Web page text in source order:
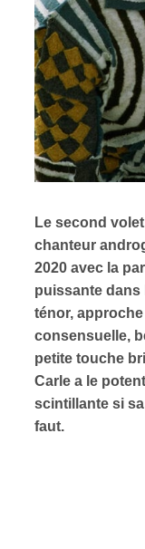
Le second
chanteur
2020 avec la
puissante dans
ténor,
consensuelle,
petite touche
Carle a le
scintillante si
faut.